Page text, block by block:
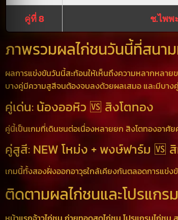
คู่ที่ 8
ช.ไพพ
ภาพรวมผลไก่ชนวันนี้ที่สนา
ผลการแข่งขันวันนี้สะท้อนให้เห็นถึงความหลากหลา
บางคู่มีความสูสีจนต้องจบลงด้วยผลเสมอ และมีบาง
คู่เด่น: น้องออหิว 🆚 สิงโตทอง
คู่นี้เป็นเกมที่เดินชนต่อเนื่องหลายยก สิงโตทองอาศั
คู่สูสี: NEW โหม่ง + พงษ์ฟาร์ม 🆚
เกมนี้ทั้งสองฝั่งออกอาวุธใกล้เคียงกันตลอดการแข่
ติดตามผลไก่ชนและโปรแกร